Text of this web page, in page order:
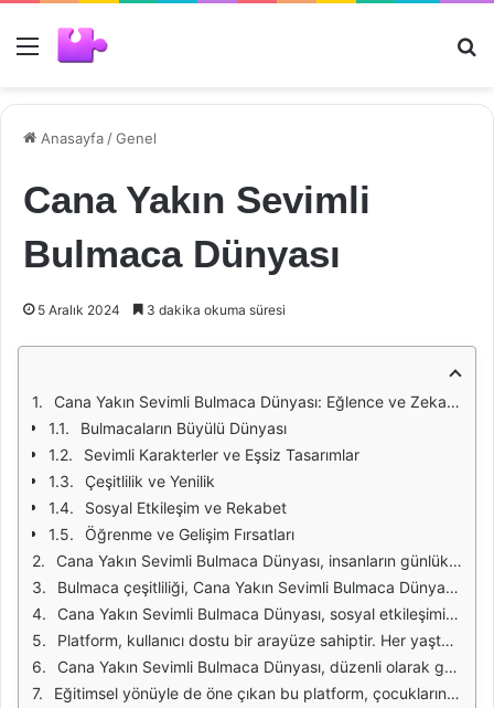
Menü
Anasayfa /Genel
Cana Yakın Sevimli
Bulmaca Dünyası
5 Aralık 2024 3 dakika okuma süresi
Cana Yakın Sevimli Bulmaca Dünyası: Eğlence ve Zeka Dolu Bir Yolculuk
Bulmacaların Büyülü Dünyası
Sevimli Karakterler ve Eşsiz Tasarımlar
Çeşitlilik ve Yenilik
Sosyal Etkileşim ve Rekabet
Öğrenme ve Gelişim Fırsatları
Cana Yakın Sevimli Bulmaca Dünyası, insanların günlük hayatında stres atmalarına ve zihinsel becerilerini geliştirmelerine yardımcı olan eğlenceli bir platformdur. Bu platform, çeşitli bulmaca türleri sunarak her yaştan kullanıcıya hitap etmeyi amaçlar. Hem çocuklar hem de yetişkinler için uygun içeriklerle dolu olan bu dünya, kullanıcıların zihinlerini çalıştırarak eğlenmelerine olanak tanır.
Bulmaca çeşitliliği, Cana Yakın Sevimli Bulmaca Dünyası'nın en dikkat çeken özelliklerinden biridir. Bu platformda, kelime oyunları, sayı bulmacaları ve mantık bulmacaları gibi farklı türler yer almaktadır. Kullanıcılar, bu bulmacalar aracılığıyla hem eğlenir hem de düşünme becerilerini geliştirir. Ayrıca, her bulmaca farklı zorluk seviyelerine sahip olduğundan, herkes kendi seviyesine uygun bir bulmaca bulabilir.
Cana Yakın Sevimli Bulmaca Dünyası, sosyal etkileşimi teşvik etmeyi de amaçlar. Kullanıcılar, arkadaşlarıyla bulmacaları paylaşarak rekabet edebilir ve birlikte çözme deneyimi yaşayabilir. Bu, hem arkadaşlık bağlarını güçlendirir hem de bulmaca çözme sürecini daha keyifli hale getirir. Sosyal bir platform olarak, kullanıcılar birbirleriyle iletişim kurarak deneyimlerini paylaşabilir.
Platform, kullanıcı dostu bir arayüze sahiptir. Her yaştan kullanıcı, kolaylıkla bulmacaları çözebilir ve yeni bulmacalar keşfedebilir. Arayüzdeki renkli ve sevimli tasarım, kullanıcıların dikkatini çekerken, aynı zamanda rahat bir deneyim sunar. Ayrıca, bulmacaların çözümleri ve ipuçları, kullanıcıların zorluk çekmeden ilerlemesini sağlar.
Cana Yakın Sevimli Bulmaca Dünyası, düzenli olarak güncellenen içerikleriyle de dikkat çeker. Kullanıcılar, sürekli yeni bulmacalar ve zorluklarla karşılaşarak sıkılmadan eğlenmeye devam eder. Bu güncellemeler, kullanıcıların platforma olan ilgisini artırırken, aynı zamanda yeni kullanıcıların da dikkatini çeker. Her gün yeni bir bulmaca keşfetmek, kullanıcılar için heyecan verici bir deneyim sunar.
Eğitimsel yönüyle de öne çıkan bu platform, çocukların öğrenme süreçlerine katkıda bulunur. Eğlenceli bulmacalar, çocukların kelime dağarcıklarını ve problem çözme becerilerini geliştirmelerine yardımcı olur. Ebeveynler, çocuklarının bu tür etkinliklerle hem eğlenip hem de öğrenmelerini sağlamak için Cana Yakın Sevimli Bulmaca Dünyası'nı tercih edebilir.